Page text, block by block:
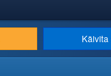
Käivita